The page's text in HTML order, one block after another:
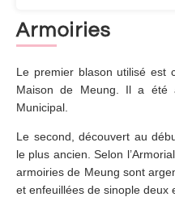
Armoiries
Le premier blason utilisé est
Maison de Meung. Il a été
Municipal.
Le second, découvert au
le plus ancien. Selon
armoiries de Meung sont
et enfeuillées de sinople deux